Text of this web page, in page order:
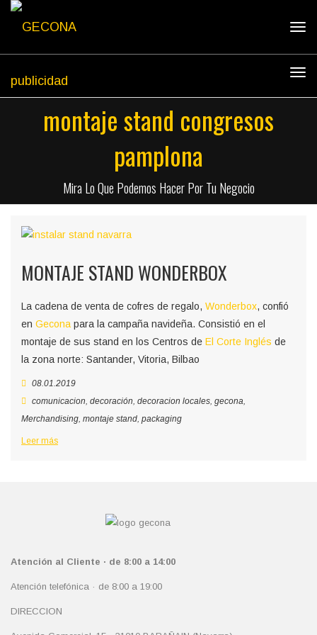
montaje stand congresos
pamplona
Mira Lo Que Podemos Hacer Por Tu Negocio
MONTAJE STAND WONDERBOX
La cadena de venta de cofres de regalo, Wonderbox, confió
en Gecona para la campaña navideña. Consistió en el
montaje de sus stand en los Centros de El Corte Inglés de
la zona norte: Santander, Vitoria, Bilbao
08.01.2019
comunicacion, decoración, decoracion locales, gecona,
Merchandising, montaje stand, packaging
Leer más
Atención al Cliente · de 8:00 a 14:00
Atención telefónica · de 8:00 a 19:00
DIRECCION